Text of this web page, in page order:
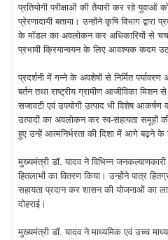
प्रतियोगी परीक्षाओं की तैयारी कर रहे युवाओं
प्रेरणादायी बताया। उन्होंने कृषि विभाग द्वारा
के मॉडल का अवलोकन कर अधिकारियों से
प्रभावी क्रियान्वयन के लिए आवश्यक कदम
प्रदर्शनी में गन्ने के अवशेषों से निर्मित
बर्तन तथा राष्ट्रीय ग्रामीण आजीविका मिशन
सजावटी एवं उपयोगी उत्पाद भी विशेष
उत्पादों का अवलोकन कर स्व-सहायता समूहों
हुए उन्हें आत्मनिर्भरता की दिशा में आगे बढ़ने के
मुख्यमंत्री डॉ. यादव ने विभिन्न
हितलाभों का वितरण किया। उन्होंने पात्र
सहायता प्रदान कर शासन की योजनाओं का
दोहराई।
मुख्यमंत्री डॉ. यादव ने माध्यमिक एवं उच्च